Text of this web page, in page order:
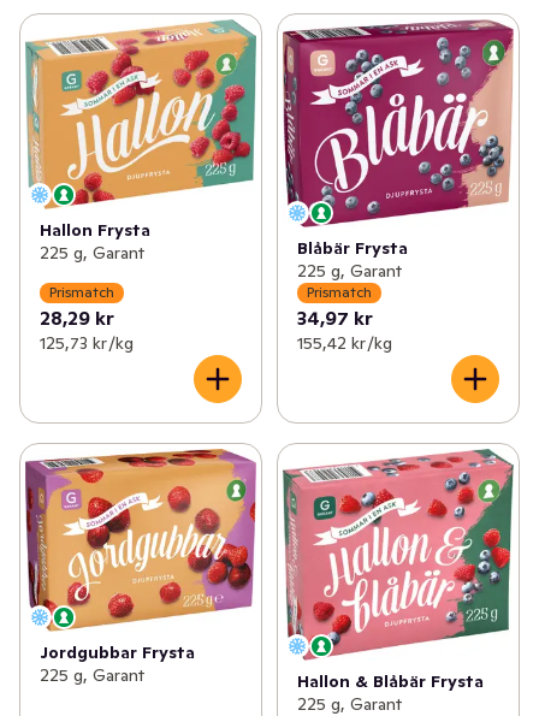
Hallon Frysta
225 g, Garant
Prismatch
28,29 kr
125,73 kr /kg
Blåbär Frysta
225 g, Garant
Prismatch
34,97 kr
155,42 kr /kg
Jordgubbar Frysta
225 g, Garant
Hallon & Blåbär Frysta
225 g, Garant